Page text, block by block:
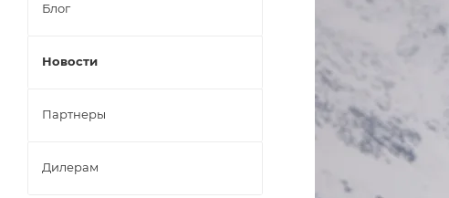
Блог
Новости
Партнеры
Дилерам